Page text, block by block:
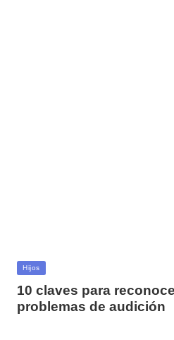
Publicada
Hijos
10 claves para
problemas de audición